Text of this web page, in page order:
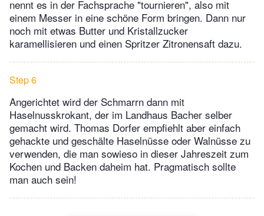
nennt es in der Fachsprache "tournieren", also mit
einem Messer in eine schöne Form bringen. Dann nur
noch mit etwas Butter und Kristallzucker
karamellisieren und einen Spritzer Zitronensaft dazu.
Step 6
Angerichtet wird der Schmarrn dann mit
Haselnusskrokant, der im Landhaus Bacher selber
gemacht wird. Thomas Dorfer empfiehlt aber einfach
gehackte und geschälte Haselnüsse oder Walnüsse zu
verwenden, die man sowieso in dieser Jahreszeit zum
Kochen und Backen daheim hat. Pragmatisch sollte
man auch sein!